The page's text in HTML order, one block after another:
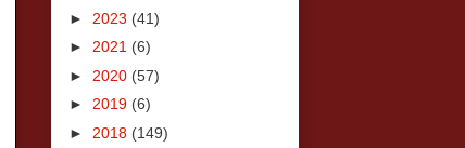
► 2023 (41)
► 2021 (6)
► 2020 (57)
► 2019 (6)
► 2018 (149)